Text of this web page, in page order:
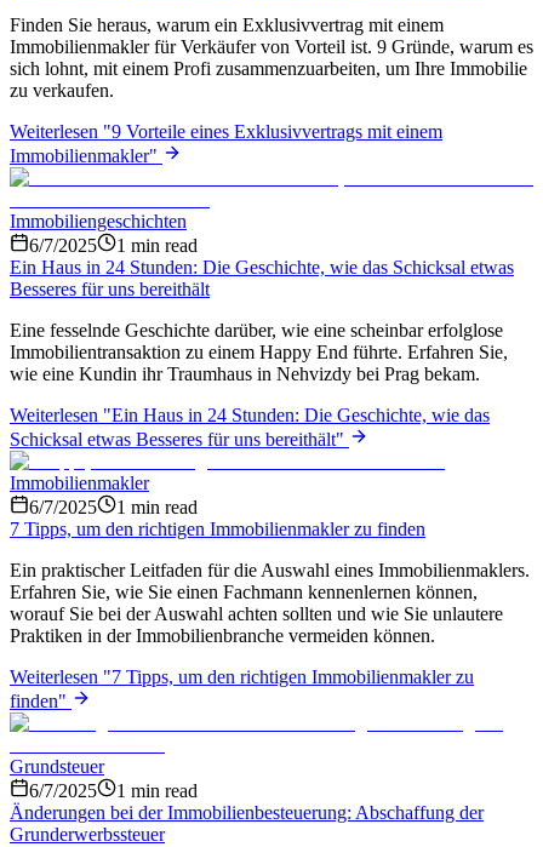
Finden Sie heraus, warum ein Exklusivvertrag mit einem
Immobilienmakler für Verkäufer von Vorteil ist. 9 Gründe, warum es
sich lohnt, mit einem Profi zusammenzuarbeiten, um Ihre Immobilie
zu verkaufen.
Weiterlesen "9 Vorteile eines Exklusivvertrags mit einem
Immobilienmakler"
Immobiliengeschichten
6/7/2025
1 min read
Ein Haus in 24 Stunden: Die Geschichte, wie das Schicksal etwas
Besseres für uns bereithält
Eine fesselnde Geschichte darüber, wie eine scheinbar erfolglose
Immobilientransaktion zu einem Happy End führte. Erfahren Sie,
wie eine Kundin ihr Traumhaus in Nehvizdy bei Prag bekam.
Weiterlesen "Ein Haus in 24 Stunden: Die Geschichte, wie das
Schicksal etwas Besseres für uns bereithält"
Immobilienmakler
6/7/2025
1 min read
7 Tipps, um den richtigen Immobilienmakler zu finden
Ein praktischer Leitfaden für die Auswahl eines Immobilienmaklers.
Erfahren Sie, wie Sie einen Fachmann kennenlernen können,
worauf Sie bei der Auswahl achten sollten und wie Sie unlautere
Praktiken in der Immobilienbranche vermeiden können.
Weiterlesen "7 Tipps, um den richtigen Immobilienmakler zu
finden"
Grundsteuer
6/7/2025
1 min read
Änderungen bei der Immobilienbesteuerung: Abschaffung der
Grunderwerbssteuer